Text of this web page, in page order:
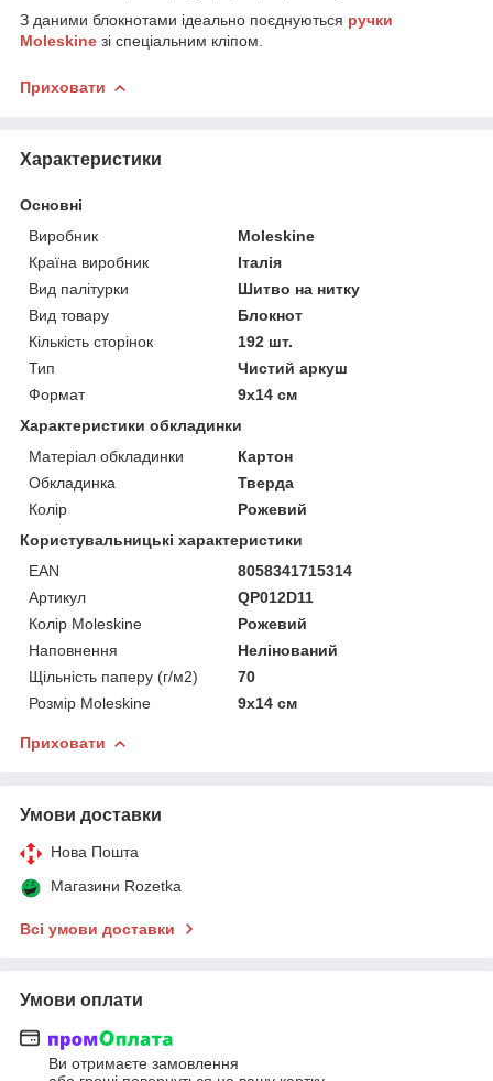
З даними блокнотами ідеально поєднуються ручки
Moleskine зі спеціальним кліпом.
Приховати
Характеристики
Основні
Виробник
Moleskine
Країна виробник
Італія
Вид палітурки
Шитво на нитку
Вид товару
Блокнот
Кількість сторінок
192 шт.
Тип
Чистий аркуш
Формат
9х14 см
Характеристики обкладинки
Матеріал обкладинки
Картон
Обкладинка
Тверда
Колір
Рожевий
Користувальницькі характеристики
EAN
8058341715314
Артикул
QP012D11
Колір Moleskine
Рожевий
Наповнення
Нелінований
Щільність паперу (г/м2)
70
Розмір Moleskine
9х14 см
Приховати
Умови доставки
Нова Пошта
Магазини Rozetka
Всі умови доставки
Умови оплати
Ви отримаєте замовлення